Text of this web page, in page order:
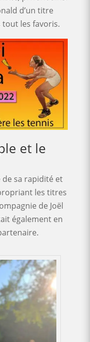
d’un titre
les favoris.
et le
de sa rapidité et
les titres
de Joël
également en